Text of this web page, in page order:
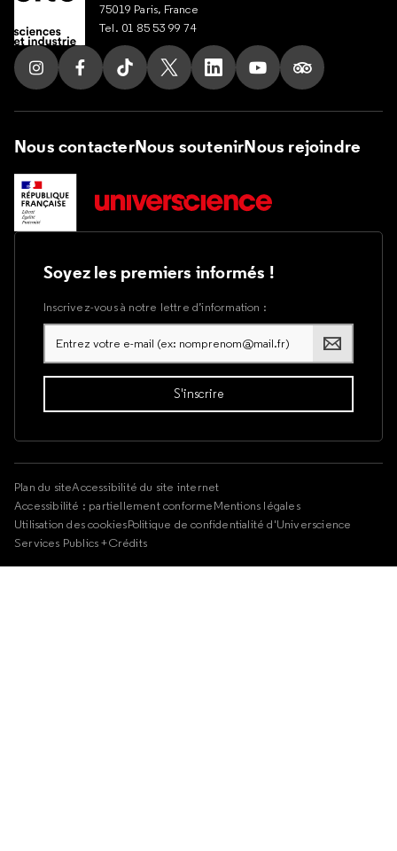
75019 Paris, France
Tel. 01 85 53 99 74
Suivez nous sur Instagram
Suivez nous sur Facebook
Suivez nous sur Tik Tok
Suivez nous sur X
Suivez nous sur LinkedIn
Suivez nous sur
Suivez nous
Nous contacterNous soutenirNous rejoindre
Soyez les premiers informés !
Inscrivez-vous à notre lettre d’information :
Plan du siteAccessibilité du site internet
Accessibilité : partiellement conformeMentions légales
Utilisation des cookiesPolitique de confidentialité d'Universcience
Services Publics +Crédits